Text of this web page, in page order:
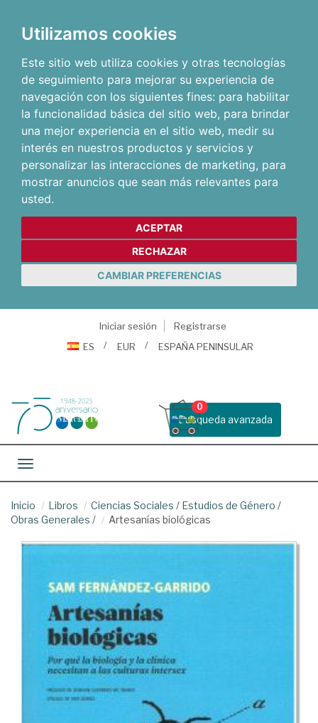
Utilizamos cookies
Este sitio web utiliza cookies y otras tecnologías
de seguimiento para mejorar su experiencia de
navegación con los siguientes fines: para habilitar
la funcionalidad básica del sitio web, para brindar
una mejor experiencia en el sitio web, medir su
interés en nuestros productos y servicios y
personalizar las interacciones de marketing, para
mostrar anuncios que sean más relevantes para
usted.
ACEPTAR
RECHAZAR
CAMBIAR PREFERENCIAS
Iniciar sesión
Registrarse
ES
EUR ESPAÑA PENINSULAR
Busqueda avanzada
0
Toggle navigation
Inicio Libros Ciencias Sociales / Estudios de Género /
Obras Generales / Artesanías biológicas